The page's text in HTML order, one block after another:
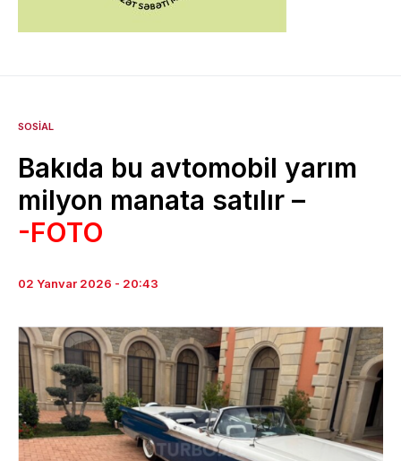
SOSIAL
Bakıda bu avtomobil yarım
milyon manata satılır –
-FOTO
02 Yanvar 2026 - 20:43